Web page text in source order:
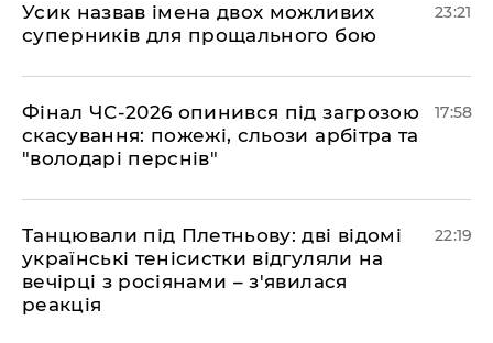
​Усик назвав імена двох можливих
суперників для прощального бою
23:21
​Фінал ЧС-2026 опинився під загрозою
скасування: пожежі, сльози арбітра та
"володарі перснів"
17:58
​Танцювали під Плетньову: дві відомі
українські тенісистки відгуляли на
вечірці з росіянами – з'явилася
реакція
22:19